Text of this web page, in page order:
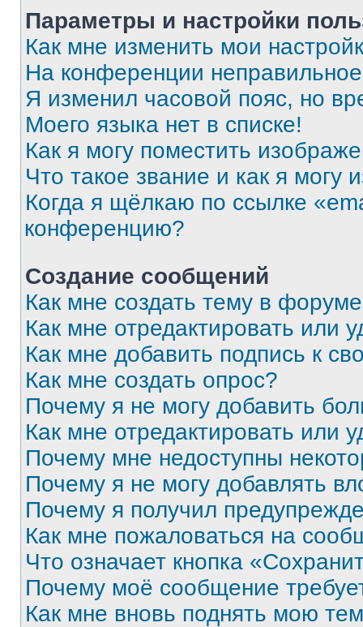
Параметры и настройки
Как мне изменить мои
На конференции
Я изменил часовой пояс, но
Моего языка нет в списке!
Как я могу поместить
Что такое звание и как я могу
Когда я щёлкаю по ссылке
конференцию?
Создание сообщений
Как мне создать тему в
Как мне отредактировать или
Как мне добавить подпись к
Как мне создать опрос?
Почему я не могу добавить
Как мне отредактировать или
Почему мне недоступны
Почему я не могу добавлять
Почему я получил
Как мне пожаловаться на
Что означает кнопка
Почему моё сообщение
Как мне вновь поднять мою